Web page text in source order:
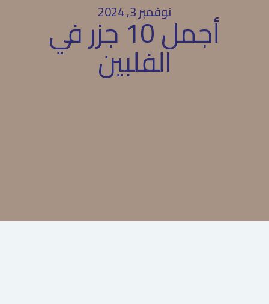
نوفمبر 3, 2024 أجمل 10 جزر في
الفلبين